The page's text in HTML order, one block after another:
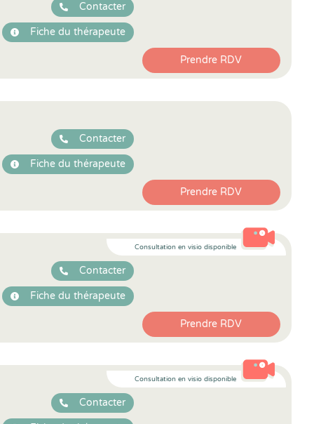
Contacter
Fiche du thérapeute
Prendre RDV
Contacter
Fiche du thérapeute
Prendre RDV
Consultation en visio disponible
Contacter
Fiche du thérapeute
Prendre RDV
Consultation en visio disponible
Contacter